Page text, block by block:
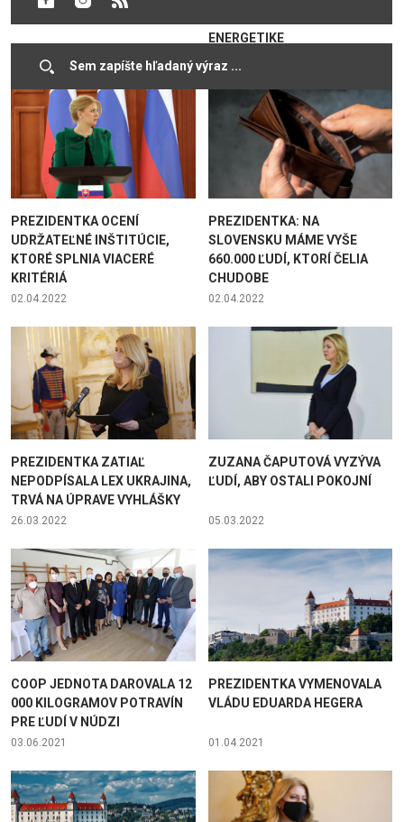
02.01.2023
ENERGETIKE
PREZIDENTKA OCENÍ
UDRŽATEĽNÉ INŠTITÚCIE,
KTORÉ SPLNIA VIACERÉ
KRITÉRIÁ
02.04.2022
PREZIDENTKA: NA
SLOVENSKU MÁME VYŠE
660.000 ĽUDÍ, KTORÍ ČELIA
CHUDOBE
02.04.2022
PREZIDENTKA ZATIAĽ
NEPODPÍSALA LEX UKRAJINA,
TRVÁ NA ÚPRAVE VYHLÁŠKY
26.03.2022
ZUZANA ČAPUTOVÁ VYZÝVA
ĽUDÍ, ABY OSTALI POKOJNÍ
05.03.2022
COOP JEDNOTA DAROVALA 12
000 KILOGRAMOV POTRAVÍN
PRE ĽUDÍ V NÚDZI
03.06.2021
PREZIDENTKA VYMENOVALA
VLÁDU EDUARDA HEGERA
01.04.2021